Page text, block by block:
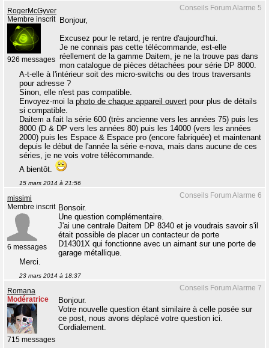
Conseils Forum Alarme 5
RogerMcGyver
Membre inscrit
926 messages
Bonjour,
Excusez pour le retard, je rentre d'aujourd'hui.
Je ne connais pas cette télécommande, est-elle
réellement de la gamme Daitem, je ne la trouve pas dans
mon catalogue de pièces détachées pour série DP 8000.
A-t-elle à l'intérieur soit des micro-switchs ou des trous traversants
pour adresse ?
Sinon, elle n'est pas compatible.
Envoyez-moi la photo de chaque appareil ouvert pour plus de détails
si compatible.
Daitem a fait la série 600 (très ancienne vers les années 75) puis les
8000 (D & DP vers les années 80) puis les 14000 (vers les années
2000) puis les Espace & Espace pro (encore fabriquée) et maintenant
depuis le début de l'année la série e-nova, mais dans aucune de ces
séries, je ne vois votre télécommande.
A bientôt.
15 mars 2014 à 21:56
Conseils Forum Alarme 6
missimi
Membre inscrit
6 messages
Bonsoir.
Une question complémentaire.
J'ai une centrale Daitem DP 8340 et je voudrais savoir s'il
était possible de placer un contacteur de porte
D14301X qui fonctionne avec un aimant sur une porte de
garage métallique.
Merci.
23 mars 2014 à 18:37
Conseils Forum Alarme 7
Romana
Modératrice
715 messages
Bonjour.
Votre nouvelle question étant similaire à celle posée sur
ce post, nous avons déplacé votre question ici.
Cordialement.